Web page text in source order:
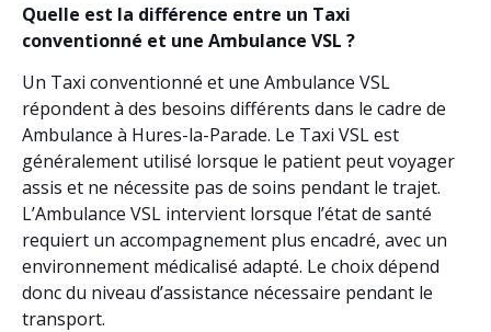
Quelle est la différence entre un Taxi
conventionné et une Ambulance VSL ?
Un Taxi conventionné et une Ambulance VSL
répondent à des besoins différents dans le cadre de
Ambulance à Hures-la-Parade. Le Taxi VSL est
généralement utilisé lorsque le patient peut voyager
assis et ne nécessite pas de soins pendant le trajet.
L’Ambulance VSL intervient lorsque l’état de santé
requiert un accompagnement plus encadré, avec un
environnement médicalisé adapté. Le choix dépend
donc du niveau d’assistance nécessaire pendant le
transport.